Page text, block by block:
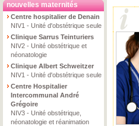
nouvelles maternités
Centre hospitalier de Denain
NIV1 - Unité d'obstétrique seule
Clinique Sarrus Teinturiers
NIV2 - Unité obstétrique et
néonatologie
Clinique Albert Schweitzer
NIV1 - Unité d'obstétrique seule
Centre Hospitalier
Intercommunal André
Grégoire
NIV3 - Unité obstétrique,
néonatologie et réanimation